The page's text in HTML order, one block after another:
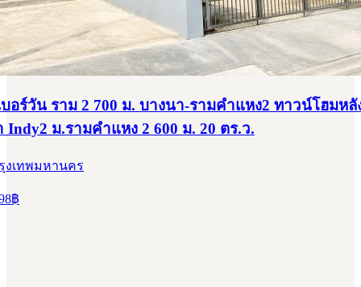
อร์วัน ราม 2 700 ม. บางนา-รามคำแหง2 ทาวน์โฮมหลั
Indy2 ม.รามคำแหง 2 600 ม. 20 ตร.ว.
งเทพมหานคร
฿